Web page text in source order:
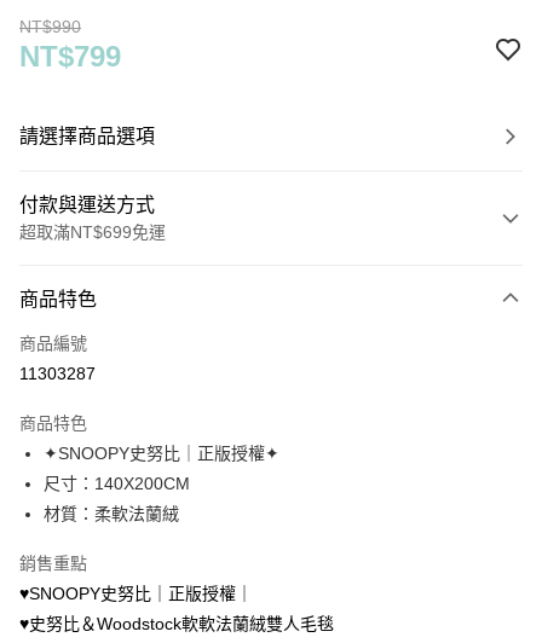
NT$990
NT$799
請選擇商品選項
付款與運送方式
超取滿NT$699免運
信用卡一次付款
超商取貨付款
Apple Pay
街口支付
AFTEE先享後付
相關說明
商品特色
商品編號
11303287
商品特色
✦SNOOPY史努比｜正版授權✦
尺寸：140X200CM
材質：柔軟法蘭絨
銷售重點
♥︎SNOOPY史努比｜正版授權｜
♥︎史努比＆Woodstock軟軟法蘭絨雙人毛毯